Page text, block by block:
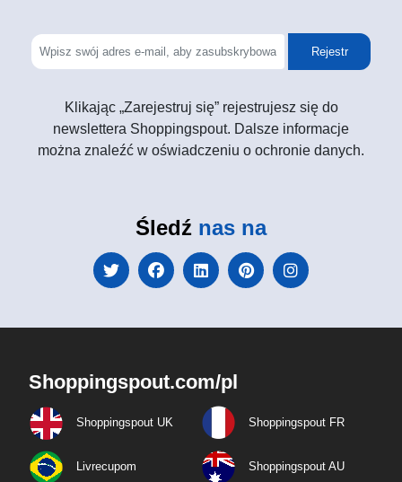
Rejestr
Klikając „Zarejestruj się” rejestrujesz się do
newslettera Shoppingspout. Dalsze informacje
można znaleźć w oświadczeniu o ochronie danych.
Śledź nas na
Shoppingspout.com/pl
Shoppingspout UK Shoppingspout FR
Livrecupom Shoppingspout AU